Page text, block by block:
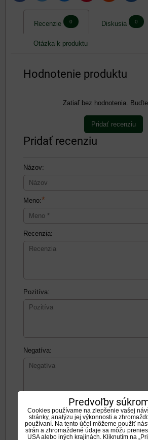
Recenzie 0 Diskusia 0
Otázka k produktu
Hodnotenie produktu
Zatiaľ bez hodnotenia.
Pridať recenziu
Pridať recenziu
Názov:
Meno:*
Recenzia:
Pozitíva:
Negatíva:
Zadajte prosím hodnotenie, výhody alebo
jedna položka je povinná.
Predvoľby
Cookies používame na zlepšenie vašej
stránky, analýzu jej výkonnosti a
používaní. Na tento účel môžeme použiť
strán a zhromaždené údaje sa môžu
USA alebo iných krajinách. Kliknutím na